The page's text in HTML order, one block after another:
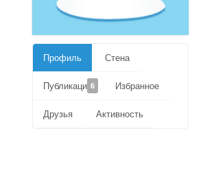
Профиль Стена
Публикации6 Избранное
Друзья Активность